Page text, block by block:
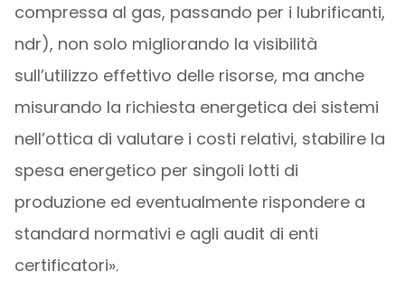
compressa al gas, passando per i lubrificanti,
ndr), non solo migliorando la visibilità
sull’utilizzo effettivo delle risorse, ma anche
misurando la richiesta energetica dei sistemi
nell’ottica di valutare i costi relativi, stabilire la
spesa energetico per singoli lotti di
produzione ed eventualmente rispondere a
standard normativi e agli audit di enti
certificatori».